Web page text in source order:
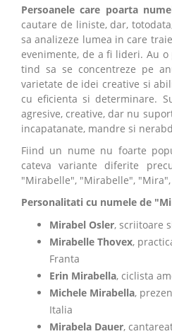
Persoanele care poarta
cautare de liniste, dar,
sa analizeze lumea in care
evenimente, de a fi lideri. Au
tind sa se concentreze pe
varietate de idei creative si
cu eficienta si determinare.
agresive, creative, dar nu
incapatanate, mandre si
Fiind un nume nu foarte
cateva variante diferite
"Mirabelle", "Mirabelle",
Personalitati cu numele de
Mirabel Osler, scriitoare
Mirabelle Thovex,
Franta
Erin Mirabella, ciclista
Michele Mirabella,
Italia
Mirabela Dauer,